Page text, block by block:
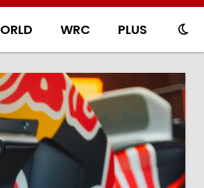
WRC PLUS